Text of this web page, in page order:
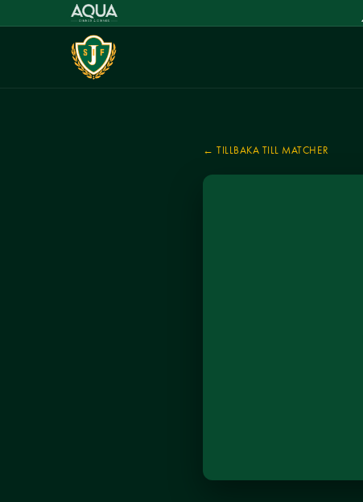
← TILLBAKA TILL MATCHER